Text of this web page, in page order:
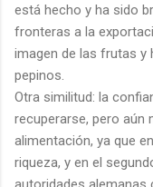
está hecho y ha sido
fronteras a la
imagen de las frutas y
pepinos.
Otra similitud: la
recuperarse, pero aún
alimentación, ya que
riqueza, y en el